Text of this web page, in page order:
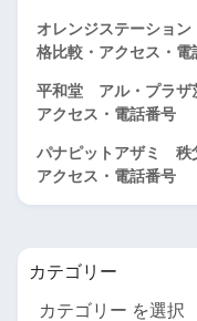
オレンジステーショ
格比較・アクセス・電
平和堂 アル・プラザ
アクセス・電話番号
パナピットアザミ 秩
アクセス・電話番号
カテゴリー